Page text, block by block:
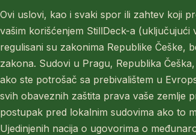
Ovi uslovi, kao i svaki spor ili zahtev koji
vašim korišćenjem StillDeck-a
regulisani su zakonima Republike Češke,
zakona. Sudovi u Pragu, Republika
ako ste potrošač sa prebivalištem u
svih obaveznih zaštita prava vaše zemlje
postupak pred lokalnim sudovima ako to
Ujedinjenih nacija o ugovorima o